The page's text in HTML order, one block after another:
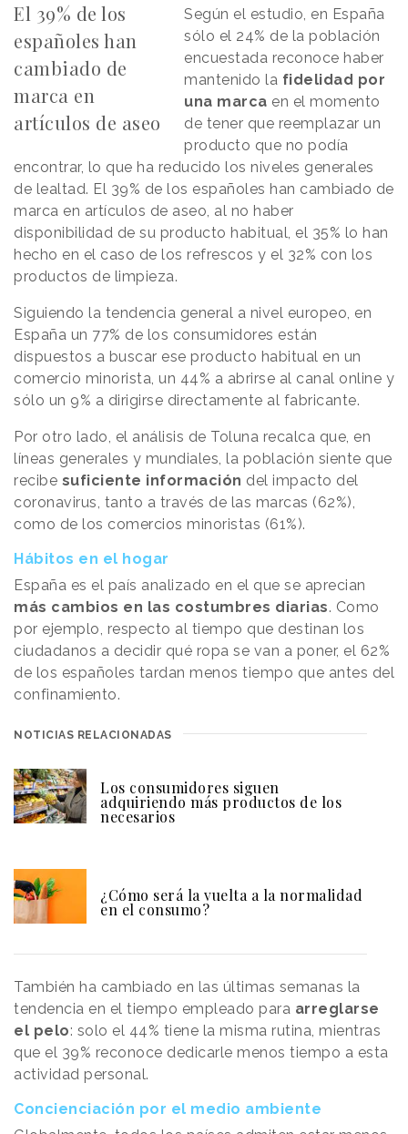
El 39% de los
españoles han
cambiado de
marca en
artículos de aseo
Según el estudio, en España
sólo el 24% de la población
encuestada reconoce haber
mantenido la fidelidad por
una marca en el momento
de tener que reemplazar un
producto que no podía
encontrar, lo que ha reducido los niveles generales
de lealtad. El 39% de los españoles han cambiado de
marca en artículos de aseo, al no haber
disponibilidad de su producto habitual, el 35% lo han
hecho en el caso de los refrescos y el 32% con los
productos de limpieza.
Siguiendo la tendencia general a nivel europeo, en
España un 77% de los consumidores están
dispuestos a buscar ese producto habitual en un
comercio minorista, un 44% a abrirse al canal online y
sólo un 9% a dirigirse directamente al fabricante.
Por otro lado, el análisis de Toluna recalca que, en
líneas generales y mundiales, la población siente que
recibe suficiente información del impacto del
coronavirus, tanto a través de las marcas (62%),
como de los comercios minoristas (61%).
Hábitos en el hogar
España es el país analizado en el que se aprecian
más cambios en las costumbres diarias. Como
por ejemplo, respecto al tiempo que destinan los
ciudadanos a decidir qué ropa se van a poner, el 62%
de los españoles tardan menos tiempo que antes del
confinamiento.
NOTICIAS RELACIONADAS
Los consumidores siguen
adquiriendo más productos de los
necesarios
¿Cómo será la vuelta a la normalidad
en el consumo?
También ha cambiado en las últimas semanas la
tendencia en el tiempo empleado para arreglarse
el pelo: solo el 44% tiene la misma rutina, mientras
que el 39% reconoce dedicarle menos tiempo a esta
actividad personal.
Concienciación por el medio ambiente